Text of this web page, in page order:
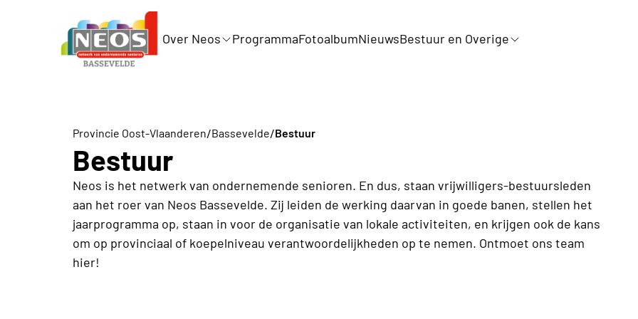
Over Neos ProgrammaFotoalbumNieuwsBestuur en Overige
Provincie Oost-Vlaanderen/Bassevelde/Bestuur
Bestuur
Neos is het netwerk van ondernemende senioren. En dus, staan vrijwilligers-bestuursleden
aan het roer van Neos Bassevelde. Zij leiden de werking daarvan in goede banen, stellen het
jaarprogramma op, staan in voor de organisatie van lokale activiteiten, en krijgen ook de kans
om op provinciaal of koepelniveau verantwoordelijkheden op te nemen. Ontmoet ons team
hier!